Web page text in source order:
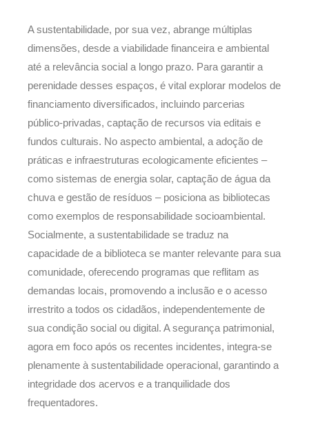
A sustentabilidade, por sua vez, abrange múltiplas
dimensões, desde a viabilidade financeira e ambiental
até a relevância social a longo prazo. Para garantir a
perenidade desses espaços, é vital explorar modelos de
financiamento diversificados, incluindo parcerias
público-privadas, captação de recursos via editais e
fundos culturais. No aspecto ambiental, a adoção de
práticas e infraestruturas ecologicamente eficientes –
como sistemas de energia solar, captação de água da
chuva e gestão de resíduos – posiciona as bibliotecas
como exemplos de responsabilidade socioambiental.
Socialmente, a sustentabilidade se traduz na
capacidade de a biblioteca se manter relevante para sua
comunidade, oferecendo programas que reflitam as
demandas locais, promovendo a inclusão e o acesso
irrestrito a todos os cidadãos, independentemente de
sua condição social ou digital. A segurança patrimonial,
agora em foco após os recentes incidentes, integra-se
plenamente à sustentabilidade operacional, garantindo a
integridade dos acervos e a tranquilidade dos
frequentadores.